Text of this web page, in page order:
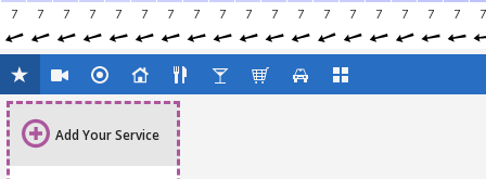
7
7 7 7 7 7 7 7 7 7 7 7 7 7 7 7 7 7 7
Add Your Service